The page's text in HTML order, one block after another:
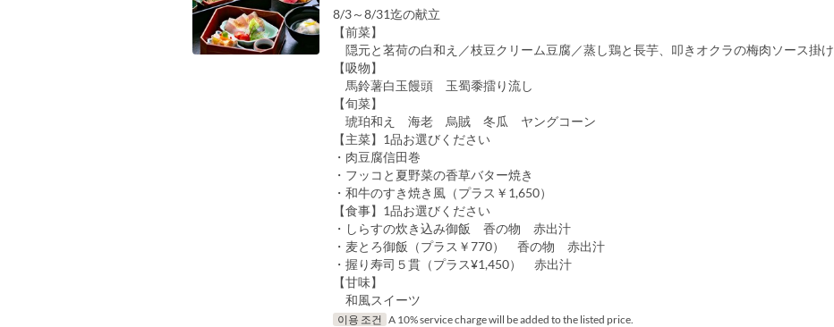
8/3～8/31迄の献立
【前菜】
隠元と茗荷の白和え／枝豆クリーム豆腐／蒸し鶏と長芋、叩きオクラの梅肉ソース掛け
【吸物】
馬鈴薯白玉饅頭 玉蜀黍擂り流し
【旬菜】
琥珀和え 海老 烏賊 冬瓜 ヤングコーン
【主菜】1品お選びください
・肉豆腐信田巻
・フッコと夏野菜の香草バター焼き
・和牛のすき焼き風（プラス￥1,650）
【食事】1品お選びください
・しらすの炊き込み御飯 香の物 赤出汁
・麦とろ御飯（プラス￥770） 香の物 赤出汁
・握り寿司５貫（プラス¥1,450） 赤出汁
【甘味】
和風スイーツ
이용 조건 A 10% service charge will be added to the listed price.